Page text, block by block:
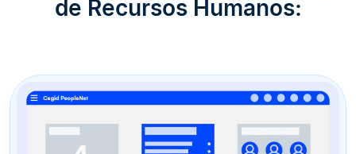
de Recursos Humanos: